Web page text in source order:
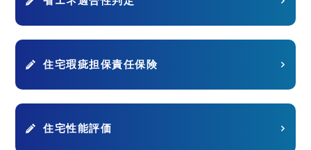
住宅瑕疵担保責任保険
住宅性能評価